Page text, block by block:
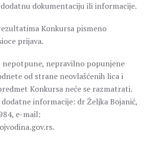
dokumentaciju ili informacije.
Konkursa pismeno
prijava.
nepotpune, nepravilno popunjene
od strane neovlašćenih lica i
Konkursa neće se razmatrati.
informacije: dr Željka Bojanić,
e-mail: